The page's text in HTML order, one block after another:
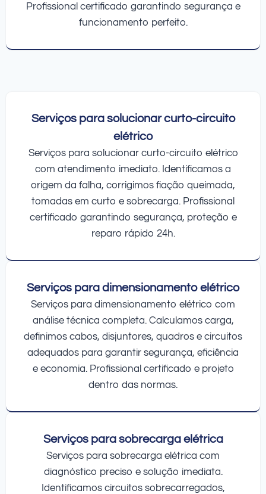
Profissional certificado garantindo segurança e
funcionamento perfeito.
Serviços para solucionar curto-circuito
elétrico
Serviços para solucionar curto-circuito elétrico
com atendimento imediato. Identificamos a
origem da falha, corrigimos fiação queimada,
tomadas em curto e sobrecarga. Profissional
certificado garantindo segurança, proteção e
reparo rápido 24h.
Serviços para dimensionamento elétrico
Serviços para dimensionamento elétrico com
análise técnica completa. Calculamos carga,
definimos cabos, disjuntores, quadros e circuitos
adequados para garantir segurança, eficiência
e economia. Profissional certificado e projeto
dentro das normas.
Serviços para sobrecarga elétrica
Serviços para sobrecarga elétrica com
diagnóstico preciso e solução imediata.
Identificamos circuitos sobrecarregados,